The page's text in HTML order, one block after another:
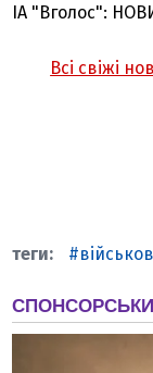
ІА "Вголос":
Всі свіжі